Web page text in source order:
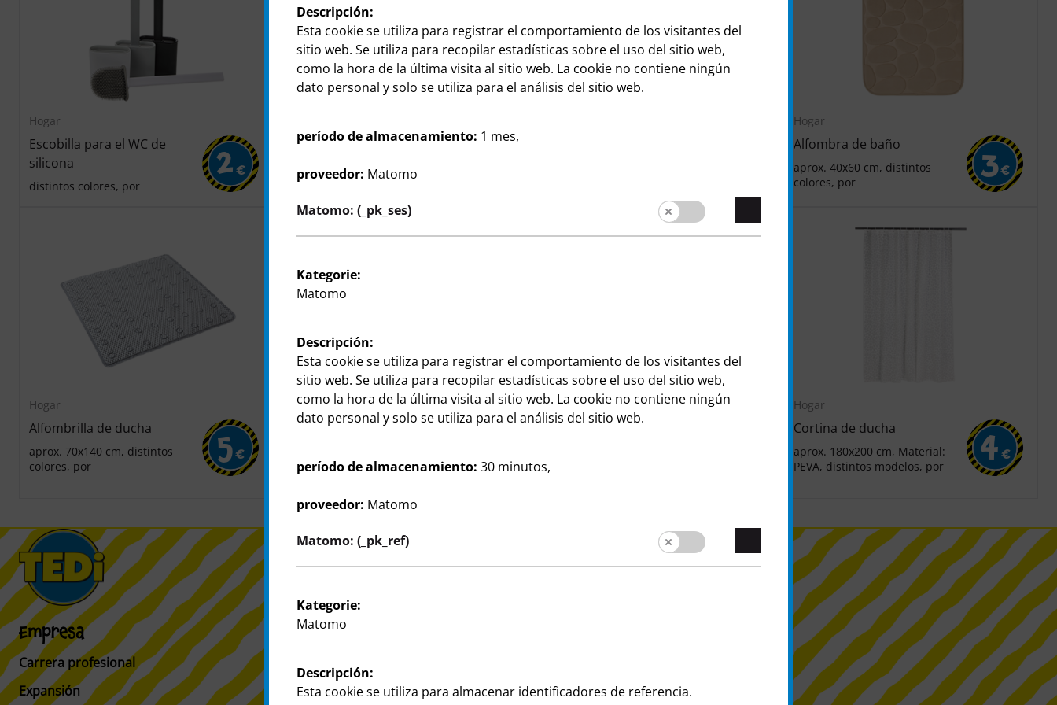
Hogar
Escobilla para el WC de
silicona
distintos colores, por
2 €
Alfombrilla para el WC
aprox. 45x45 cm, distintos
colores, por
Hogar
Alfombra de baño
aprox. 40x60 cm, distintos
colores, por
3 €
Hogar
Alfombrilla de ducha
aprox. 70x140 cm, distintos
colores, por
5 €
Hogar
Cesta para ducha
aprox. 16x8,5 cm, incl.
Hogar
Jabonera
ventosas, por
Hogar
Cortina de ducha
aprox. 180x200 cm, Material:
PEVA, distintos modelos, por
4 €
Empresa
Carrera profesional
Expansión
Clientes
Buscador de filiales
Descripción:
Esta cookie se utiliza para registrar el comportamiento de los visitantes del
sitio web. Se utiliza para recopilar estadísticas sobre el uso del sitio web,
como la hora de la última visita al sitio web. La cookie no contiene ningún
dato personal y solo se utiliza para el análisis del sitio web.
período de almacenamiento: 1 mes,
proveedor: Matomo
Matomo: (_pk_ses)
Kategorie:
Matomo
Descripción:
Esta cookie se utiliza para registrar el comportamiento de los visitantes del
sitio web. Se utiliza para recopilar estadísticas sobre el uso del sitio web,
como la hora de la última visita al sitio web. La cookie no contiene ningún
dato personal y solo se utiliza para el análisis del sitio web.
período de almacenamiento: 30 minutos,
proveedor: Matomo
Matomo: (_pk_ref)
Kategorie:
Matomo
Descripción:
Esta cookie se utiliza para almacenar identificadores de referencia.